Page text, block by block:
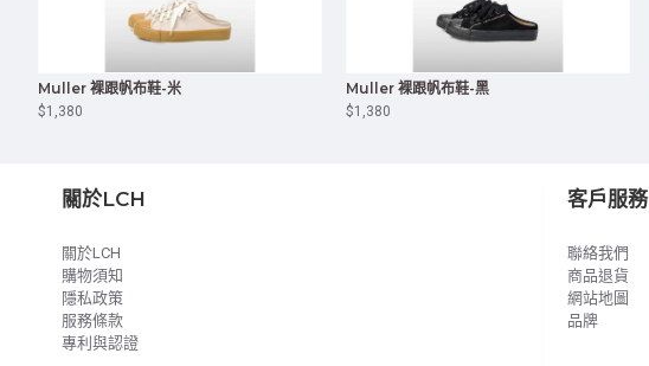
Muller 裸跟帆布鞋-米
$1,380
Muller 裸跟帆布鞋-黑
$1,380
關於LCH
關於LCH
購物須知
隱私政策
服務條款
專利與認證
客戶服務
聯絡我們
商品退貨
網站地圖
品牌